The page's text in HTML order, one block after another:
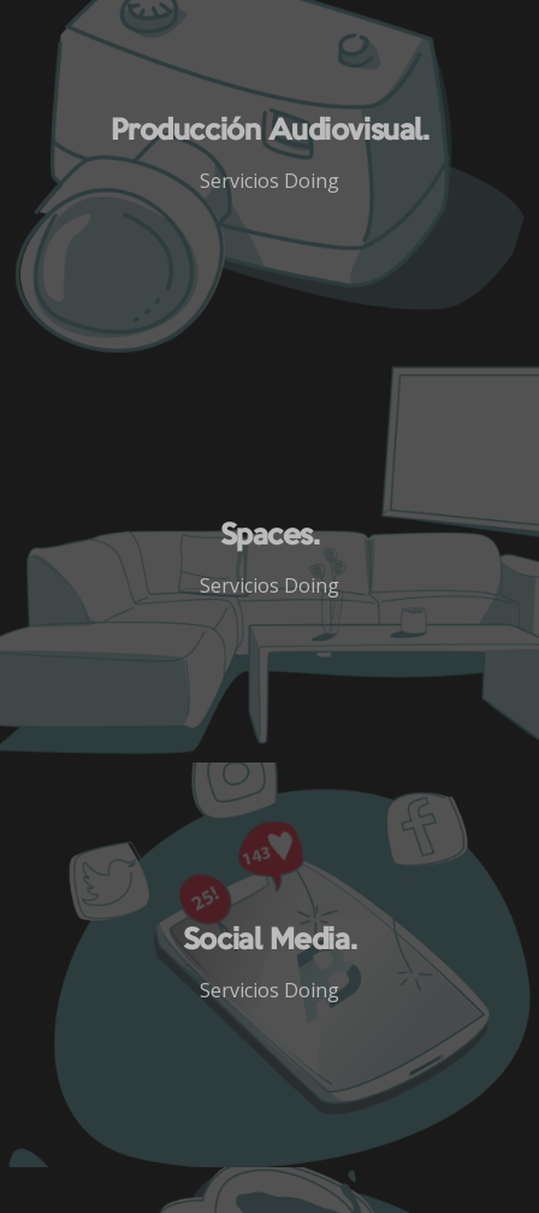
Producción Audiovisual.
Servicios Doing
Spaces.
Servicios Doing
Social Media.
Servicios Doing